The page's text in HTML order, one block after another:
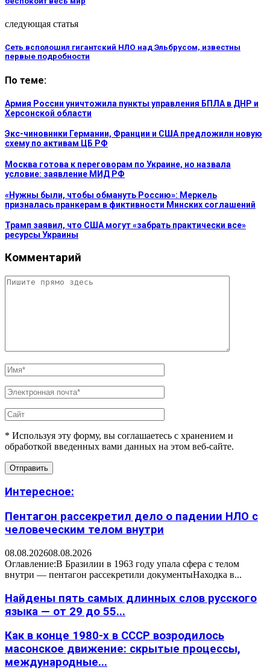
следующая статья
Сеть всполошил гигантский НЛО над Эльбрусом, известны
первые подробности
По теме:
Армия России уничтожила пункты управления БПЛА в ДНР и
Херсонской области
Экс-чиновники Германии, Франции и США предложили новую
схему по активам ЦБ РФ
Москва готова к переговорам по Украине, но назвала
условие: заявление МИД РФ
«Нужны были, чтобы обмануть Россию»: Меркель
призналась пранкерам в фиктивности Минских соглашений
Трамп заявил, что США могут «забрать практически все»
ресурсы Украины
Комментарий
* Используя эту форму, вы соглашаетесь с хранением и
обработкой введенных вами данных на этом веб-сайте.
Интересное:
Пентагон рассекретил дело о падении НЛО с
человеческим телом внутри
08.08.202608.08.2026
Оглавление:В Бразилии в 1963 году упала сфера с телом
внутри — пентагон рассекретили документыНаходка в...
Найдены пять самых длинных слов русского
языка — от 29 до 55...
Как в конце 1980-х в СССР возродилось
масонское движение: скрытые процессы,
международные...